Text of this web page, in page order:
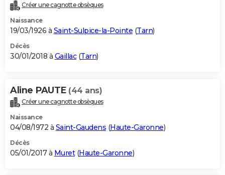
Créer une cagnotte obsèques
Naissance
19/03/1926 à Saint-Sulpice-la-Pointe (Tarn)
Décès
30/01/2018 à Gaillac(Tarn)
Aline PAUTE (44 ans)
Créer une cagnotte obsèques
Naissance
04/08/1972 à Saint-Gaudens (Haute-Garonne)
Décès
05/01/2017 à Muret(Haute-Garonne)